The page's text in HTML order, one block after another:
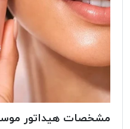
مشخصات هیداتور